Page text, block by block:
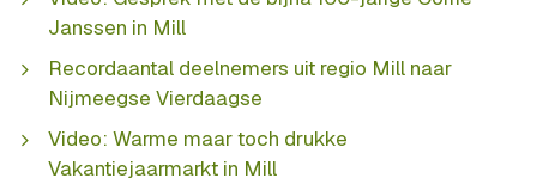
Janssen in Mill
Recordaantal deelnemers uit regio Mill naar
Nijmeegse Vierdaagse
Video: Warme maar toch drukke
Vakantiejaarmarkt in Mill